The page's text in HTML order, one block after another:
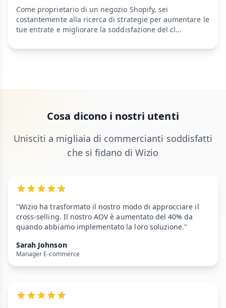
Come proprietario di un negozio Shopify, sei
costantemente alla ricerca di strategie per aumentare le
tue entrate e migliorare la soddisfazione del cl...
Cosa dicono i nostri utenti
Unisciti a migliaia di commercianti soddisfatti
che si fidano di Wizio
"Wizio ha trasformato il nostro modo di approcciare il
cross-selling. Il nostro AOV è aumentato del 40% da
quando abbiamo implementato la loro soluzione."
Sarah Johnson
Manager E-commerce